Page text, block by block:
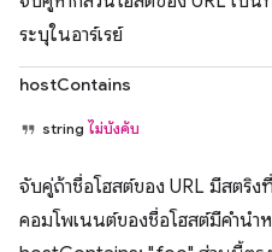
ระบุในอาร์เรย์
hostContains
string ไม่บังคับ
จับคู่ถ้าชื่อโฮสต์ของ URL มีสตริง
คอมโพเนนต์ของชื่อโฮสต์มีคํานํา